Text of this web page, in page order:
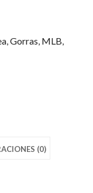
,Gorras, MLB,
(0)